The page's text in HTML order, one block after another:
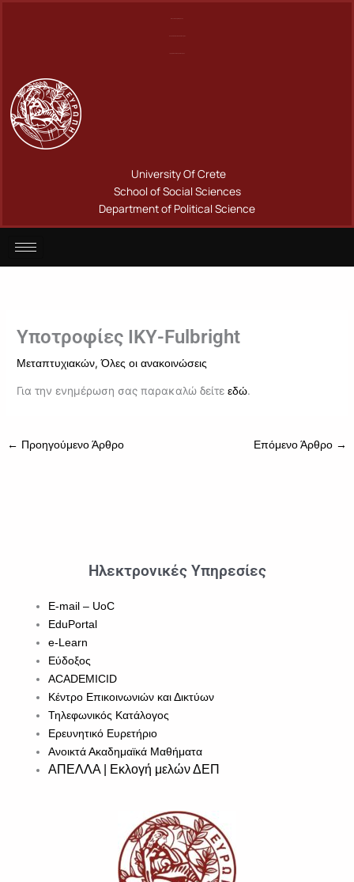
University Of Crete
School of Social Sciences
Department of Political Science
Υποτροφίες ΙΚΥ-Fulbright
Μεταπτυχιακών,Όλες οι ανακοινώσεις
Για την ενημέρωση σας παρακαλώ δείτεεδώ.
← Προηγούμενο Άρθρο Επόμενο Άρθρο →
Ηλεκτρονικές Υπηρεσίες
E-mail – UoC
EduPortal
e-Learn
Εύδοξος
ACADEMICID
Κέντρο Επικοινωνιών και Δικτύων
Τηλεφωνικός Κατάλογος
Ερευνητικό Ευρετήριο
Ανοικτά Ακαδημαϊκά Μαθήματα
ΑΠΕΛΛΑ | Εκλογή μελών ΔΕΠ